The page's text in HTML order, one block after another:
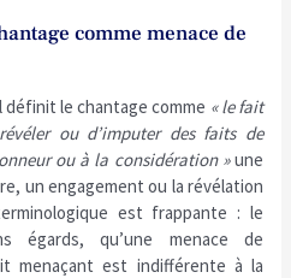
comme menace de
définit le chantage comme « le fait
ou d’imputer des faits de
ou à la considération »une
un engagement ou la révélation
est frappante : le
égards, qu’une menace de
menaçant est indifférente à la